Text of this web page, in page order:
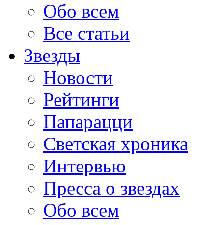
Обо всем
Все статьи
Звезды
Новости
Рейтинги
Папарацци
Светская хроника
Интервью
Пресса о звездах
Обо всем